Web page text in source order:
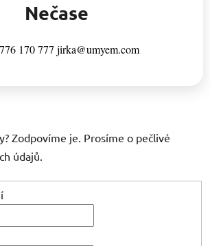
Nečase
170 777 jirka@umyem.com
Zodpovíme je. Prosíme o pečlivé
údajů.